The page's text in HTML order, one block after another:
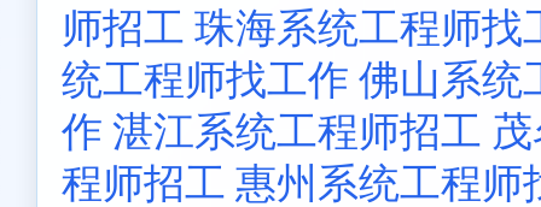
师招工 珠海系统工程师找
统工程师找工作 佛山系统
作 湛江系统工程师招工
程师招工 惠州系统工程师